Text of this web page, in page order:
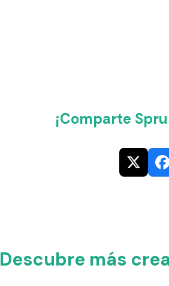
¡Comparte
Descubre más